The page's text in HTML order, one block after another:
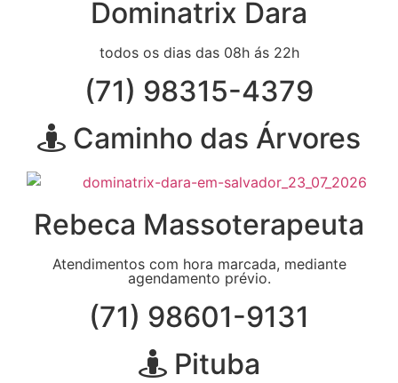
Dominatrix Dara
todos os dias das 08h ás 22h
(71) 98315-4379
Caminho das Árvores
Rebeca Massoterapeuta
Atendimentos com hora marcada, mediante
agendamento prévio.
(71) 98601-9131
Pituba